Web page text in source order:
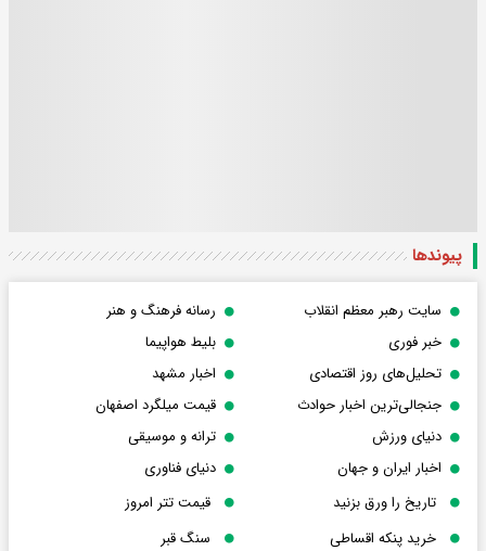
پیوندها
سایت رهبر معظم انقلاب
رسانه فرهنگ و هنر
خبر فوری
بلیط هواپیما
تحلیل‌های روز اقتصادی
اخبار مشهد
جنجالی‌ترین اخبار حوادث
قیمت میلگرد اصفهان
دنیای ورزش
ترانه و موسیقی
اخبار ایران و جهان
دنیای فناوری
تاریخ را ورق بزنید
قیمت تتر امروز
خرید پنکه اقساطی
سنگ قبر